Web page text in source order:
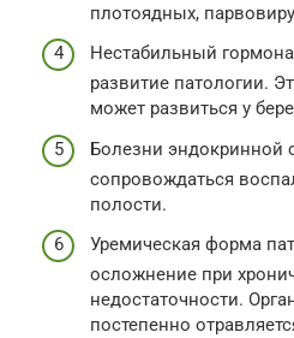
плотоядных,
Нестабильный
развитие патологии.
может развиться у
Болезни эндокринной
сопровождаться
полости.
Уремическая форма
осложнение при
недостаточности.
постепенно